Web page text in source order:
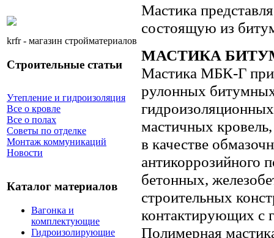
krfr - магазин стройматериалов
Строительные статьи
Утепление и гидроизоляция
Все о кровле
Все о полах
Советы по отделке
Монтаж коммуникаций
Новости
Каталог материалов
Вагонка и
комплектующие
Гидроизолирующие
Мастика
состоящую из
МАСТИКА
Мастика МБК-Г
рулонных
мастичных
в качестве
антикоррозийного
бетонных,
строительных
контактирующих с
Полимерная